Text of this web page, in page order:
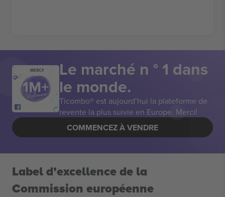
MERCI! Le marché n ° 1 dans
le monde.
Ticombo® est aujourd’hui la plateforme de
revente la plus suivie en Europe. Merci!
COMMENCEZ À VENDRE
Label d’excellence de la
Commission européenne